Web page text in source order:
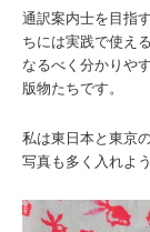
通訳案内士を目指
ちには実践で使え
なるべく分かりや
版物たちです。
私は東日本と東京
写真も多く入れよ